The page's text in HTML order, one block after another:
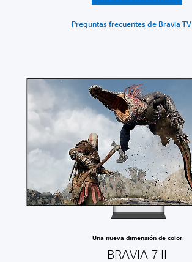
Preguntas frecuentes de Bravia TV
Una nueva dimensión de color
BRAVIA 7 II